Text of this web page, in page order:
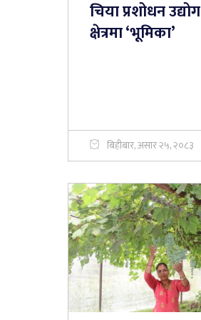
चिया प्रशोधन उद्योग
क्षेत्रमा ‘भूमिका’
बिहीबार, असार २५, २०८३